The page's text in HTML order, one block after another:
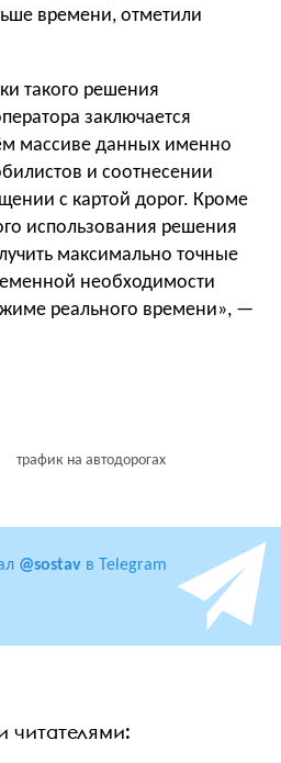
времени, отметили
такого решения
заключается
массиве данных именно
и соотнесении
с картой дорог. Кроме
использования решения
максимально точные
необходимости
реального времени», —
трафик на автодорогах
@sostav в Telegram
читателями: